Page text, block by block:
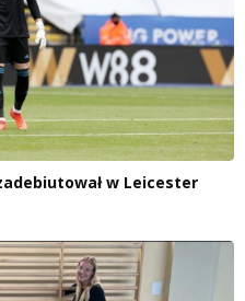
w Leicester